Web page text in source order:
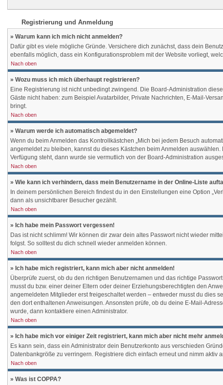
Registrierung und Anmeldung
» Warum kann ich mich nicht anmelden?
Dafür gibt es viele mögliche Gründe. Versichere dich zunächst, dass dein
ebenfalls möglich, dass ein Konfigurationsproblem mit der Website vorliegt,
Nach oben
» Wozu muss ich mich überhaupt registrieren?
Eine Registrierung ist nicht unbedingt zwingend. Die Board-Administration
Gäste nicht haben: zum Beispiel Avatarbilder, Private Nachrichten, E-Mail-
bringt.
Nach oben
» Warum werde ich automatisch abgemeldet?
Wenn du beim Anmelden das Kontrollkästchen „Mich bei jedem Besuch
angemeldet zu bleiben, kannst du dieses Kästchen beim Anmelden
Verfügung steht, dann wurde sie vermutlich von der Board-Administration
Nach oben
» Wie kann ich verhindern, dass mein Benutzername in der Online-Liste
In deinem persönlichen Bereich findest du in den Einstellungen eine Option
dann als unsichtbarer Besucher gezählt.
Nach oben
» Ich habe mein Passwort vergessen!
Das ist nicht schlimm! Wir können dir zwar dein altes Passwort nicht wieder
folgst. So solltest du dich schnell wieder anmelden können.
Nach oben
» Ich habe mich registriert, kann mich aber nicht anmelden!
Überprüfe zuerst, ob du den richtigen Benutzernamen und das richtige
musst du bzw. einer deiner Eltern oder deiner Erziehungsberechtigten den
angemeldeten Mitglieder erst freigeschaltet werden – entweder musst du dies
den dort enthaltenen Anweisungen. Ansonsten prüfe, ob du deine E-Mail-
wurde, dann kontaktiere einen Administrator.
Nach oben
» Ich habe mich vor einiger Zeit registriert, kann mich aber nicht mehr
Es kann sein, dass ein Administrator dein Benutzerkonto aus verschieden
Datenbankgröße zu verringern. Registriere dich einfach erneut und nimm aktiv
Nach oben
» Was ist COPPA?